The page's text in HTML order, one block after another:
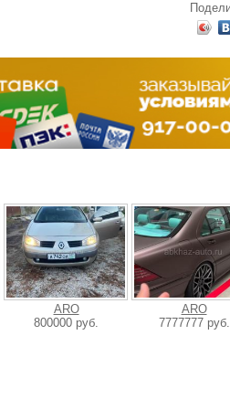
ARO
800000 руб.
ARO
7777777 руб.